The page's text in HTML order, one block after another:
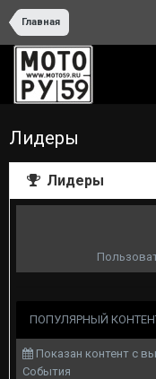
Главная
Лидеры
Лидеры
ПОПУЛЯРНЫЙ
Показан контент с
События